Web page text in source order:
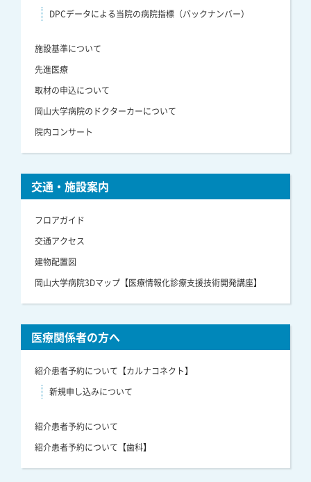
DPCデータによる当院の病院指標（バックナンバー）
施設基準について
先進医療
取材の申込について
岡山大学病院のドクターカーについて
院内コンサート
交通・施設案内
フロアガイド
交通アクセス
建物配置図
岡山大学病院3Dマップ【医療情報化診療支援技術開発講座】
医療関係者の方へ
紹介患者予約について【カルナコネクト】
新規申し込みについて
紹介患者予約について
紹介患者予約について【歯科】